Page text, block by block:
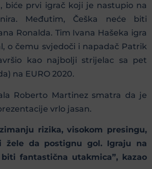
biće prvi igrač koji je nastupio na
Međutim, Češka neće biti
Ronalda. Tim Ivana Hašeka igra
o čemu svjedoči i napadač Patrik
kao najbolji strijelac sa pet
na EURO 2020.
Roberto Martinez smatra da je
vrlo jasan.
rizika, visokom presingu,
žele da postignu gol. Igraju na
fantastična utakmica”, kazao